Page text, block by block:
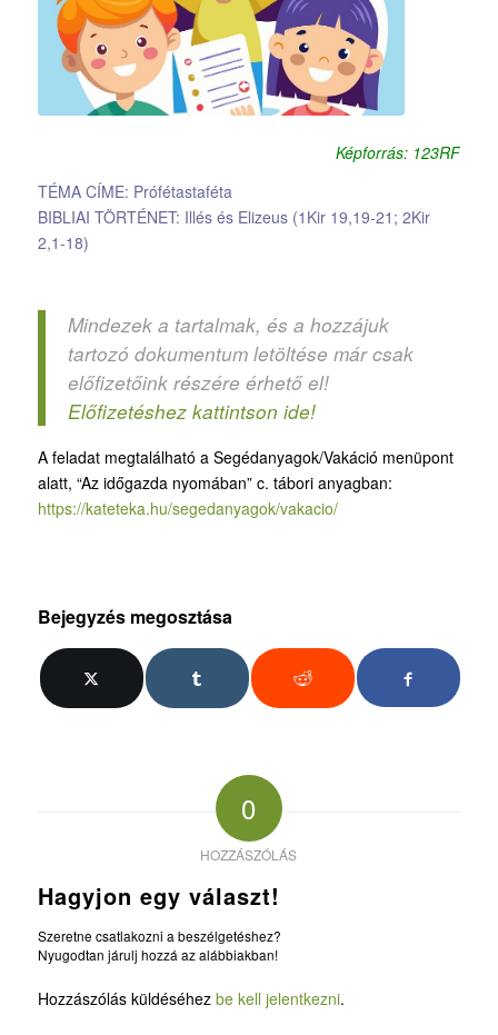
Képforrás: 123RF
TÉMA CÍME: Prófétastaféta
BIBLIAI TÖRTÉNET: Illés és Elizeus (1Kir 19,19-21; 2Kir
2,1-18)
Mindezek a tartalmak, és a hozzájuk
tartozó dokumentum letöltése már csak
előfizetőink részére érhető el!
Előfizetéshez kattintson ide!
A feladat megtalálható a Segédanyagok/Vakáció menüpont
alatt, “Az időgazda nyomában” c. tábori anyagban:
https://kateteka.hu/segedanyagok/vakacio/
Bejegyzés megosztása
0
HOZZÁSZÓLÁS
Hagyjon egy választ!
Szeretne csatlakozni a beszélgetéshez?
Nyugodtan járulj hozzá az alábbiakban!
Hozzászólás küldéséhez be kell jelentkezni.